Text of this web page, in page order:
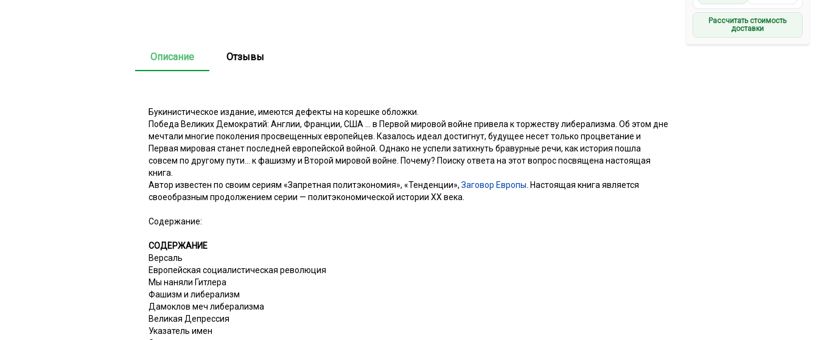
Рассчитать стоимость
доставки
Описание Отзывы
Букинистическое издание, имеются дефекты на корешке обложки.
Победа Великих Демократий: Англии, Франции, США ... в Первой мировой войне привела к торжеству либерализма. Об этом дне
мечтали многие поколения просвещенных европейцев. Казалось идеал достигнут, будущее несет только процветание и
Первая мировая станет последней европейской войной. Однако не успели затихнуть бравурные речи, как история пошла
совсем по другому пути... к фашизму и Второй мировой войне. Почему? Поиску ответа на этот вопрос посвящена настоящая
книга.
Автор известен по своим сериям «Запретная политэкономия», «Тенденции», Заговор Европы . Настоящая книга является
своеобразным продолжением серии — политэкономической истории XX века.
Содержание:
СОДЕРЖАНИЕ
Версаль
Европейская социалистическая революция
Мы наняли Гитлера
Фашизм и либерализм
Дамоклов меч либерализма
Великая Депрессия
Указатель имен